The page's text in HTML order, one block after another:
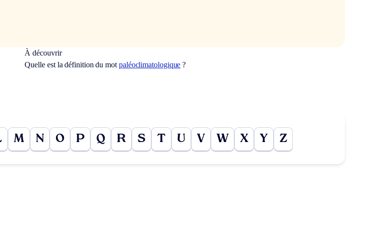
À découvrir
Quelle est la définition du mot paléoclimatologique ?
M N O P Q R S T U V W X Y Z